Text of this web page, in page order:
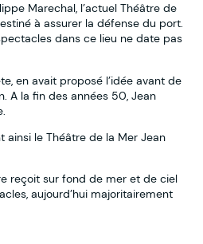
Marechal, l’actuel Théâtre de
à assurer la défense du port.
dans ce lieu ne date pas
en avait proposé l’idée avant de
A la fin des années 50, Jean
ainsi le Théâtre de la Mer Jean
reçoit sur fond de mer et de ciel
aujourd’hui majoritairement